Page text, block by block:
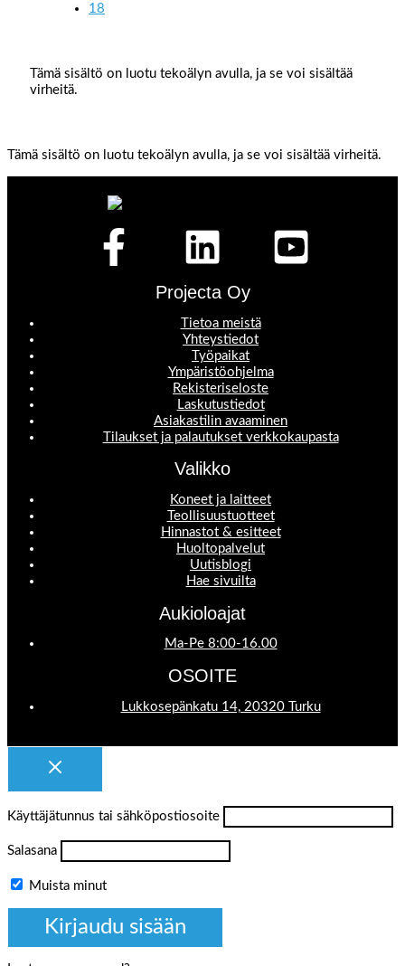
18
Tämä sisältö on luotu tekoälyn avulla, ja se voi sisältää
virheitä.
Tämä sisältö on luotu tekoälyn avulla, ja se voi sisältää virheitä.
Projecta Oy
Tietoa meistä
Yhteystiedot
Työpaikat
Ympäristöohjelma
Rekisteriseloste
Laskutustiedot
Asiakastilin avaaminen
Tilaukset ja palautukset verkkokaupasta
Valikko
Koneet ja laitteet
Teollisuustuotteet
Hinnastot & esitteet
Huoltopalvelut
Uutisblogi
Hae sivuilta
Aukioloajat
Ma-Pe 8:00-16.00
OSOITE
Lukkosepänkatu 14, 20320 Turku
Käyttäjätunnus tai sähköpostiosoite
Salasana
Muista minut